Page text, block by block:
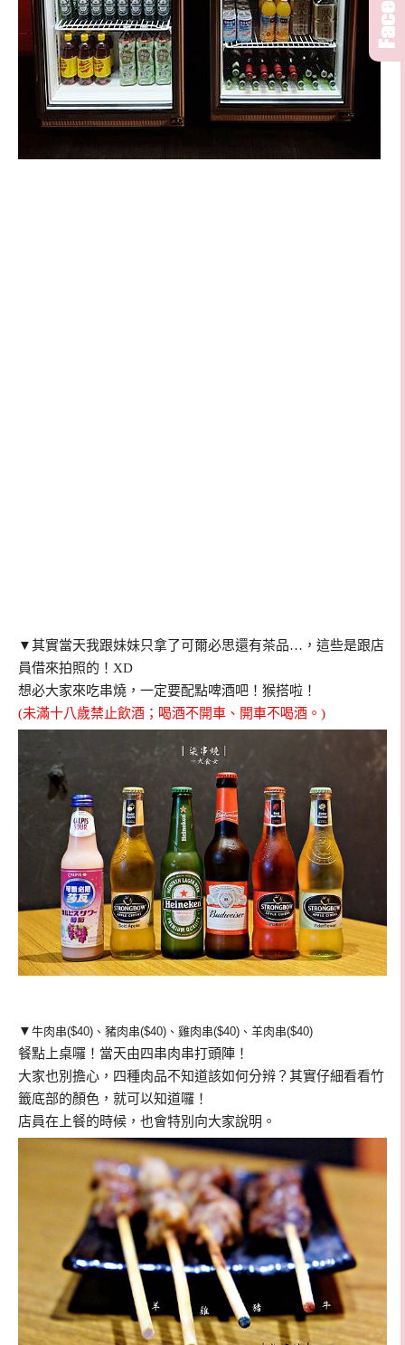
▼其實當天我跟妹妹只拿了可爾必思還有茶品…，這些是跟店
員借來拍照的！XD
想必大家來吃串燒，一定要配點啤酒吧！猴搭啦！
(未滿十八歲禁止飲酒；喝酒不開車、開車不喝酒。)
▼ 牛肉串($40)、豬肉串($40)、雞肉串($40)、 羊肉串($40)
餐點上桌囉！當天由四串肉串打頭陣！
大家也別擔心，四種肉品不知道該如何分辨？其實仔細看看竹
籤底部的顏色，就可以知道囉！
店員在上餐的時候，也會特別向大家說明。